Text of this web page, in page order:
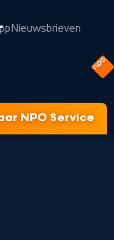
Nieuwsbrieven
NPO Service